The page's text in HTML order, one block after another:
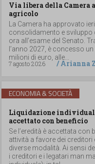
Via libera della Camera
agricolo
La Camera ha approvato
consolidamento e sviluppo
ora all’esame del Senato.
l’anno 2027, è concesso
milioni di euro, alle...
7 agosto 2026
/Arianna
ECONOMIA & SOCIETÀ
Liquidazione individuale
accettato con beneficio
Se l’eredità è accettata con
attività a favore dei creditori
diverse modalità. Ai sensi
i creditori e i legatari man